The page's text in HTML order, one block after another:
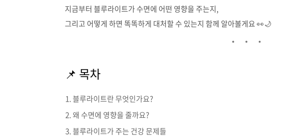
지금부터 블루라이트가 수면에 어떤 영향을 주는지,
그리고 어떻게 하면 똑똑하게 대처할 수 있는지 함께 알아볼게요 👀🌙
📌 목차
블루라이트란 무엇인가요?
왜 수면에 영향을 줄까요?
블루라이트가 주는 건강 문제들